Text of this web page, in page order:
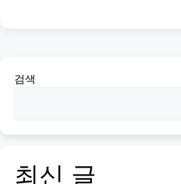
검색
최신 글